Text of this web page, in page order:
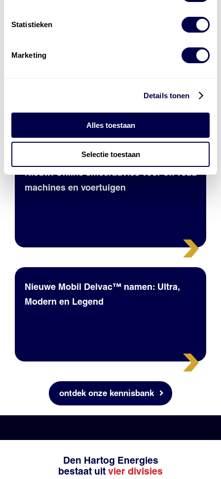
Statistieken
Marketing
Details tonen
Alles toestaan
Selectie toestaan
Nieuw: Online smeeradvies voor off-road
machines en voertuigen
Nieuwe Mobil Delvac™ namen: Ultra,
Modern en Legend
ontdek onze kennisbank
Den Hartog Energies
bestaat uit vier divisies